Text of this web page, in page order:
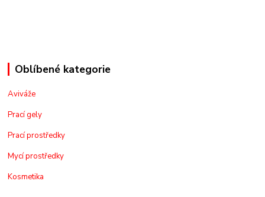
Oblíbené kategorie
Aviváže
Prací gely
Prací prostředky
Mycí prostředky
Kosmetika